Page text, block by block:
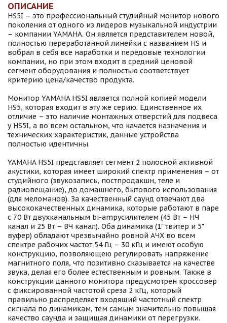
ОПИСАНИЕ
HS5I – это профессиональный студийный монитор нового
поколения от одного из лидеров музыкальной индустрии
– компании YAMAHA. Он является представителем новой,
полностью переработанной линейки с названием HS и
вобрал в себя все наработки и передовые технологии
компании, но при этом входит в средний ценовой
сегмент оборудования и полностью соответствует
критерию цена/качество продукта.
Монитор YAMAHA HS5I является полной копией модели
HS5, которая входит в эту же серию. Единственное их
отличие – это наличие монтажных отверстий для подвеса
у HS5I, а во всем остальном, что качается назначения и
технических характеристик, данные устройства
полностью идентичны.
YAMAHA HS5I представляет сегмент 2 полосной активной
акустики, которая имеет широкий спектр применения – от
студийного (звукозапись, постпродакшн, теле и
радиовещание), до домашнего, бытового использования
(для меломанов). За качественный саунд отвечают два
высококачественных динамика, которые работают в паре
с 70 Вт двухканальным bi-ampусилителем (45 Вт – НЧ
канал и 25 Вт – ВЧ канал). Оба динамика (1" твитер и 5"
вуфер) обладают чрезвычайно ровной АЧХ во всем
спектре рабочих частот 54 Гц – 30 кГц и имеют особую
конструкцию, позволяющею регулировать напряжение
магнитного поля, что позитивно сказывается на качестве
звука, делая его более естественным и ровным. Также в
конструкции данного монитора предусмотрен кроссовер
с фиксированной частотой среза 2 кГц, который
правильно распределяет входящий частотный спектр
сигнала по динамикам, тем самым значительно повышая
качество саунда и защищая динамики от перегрузки.